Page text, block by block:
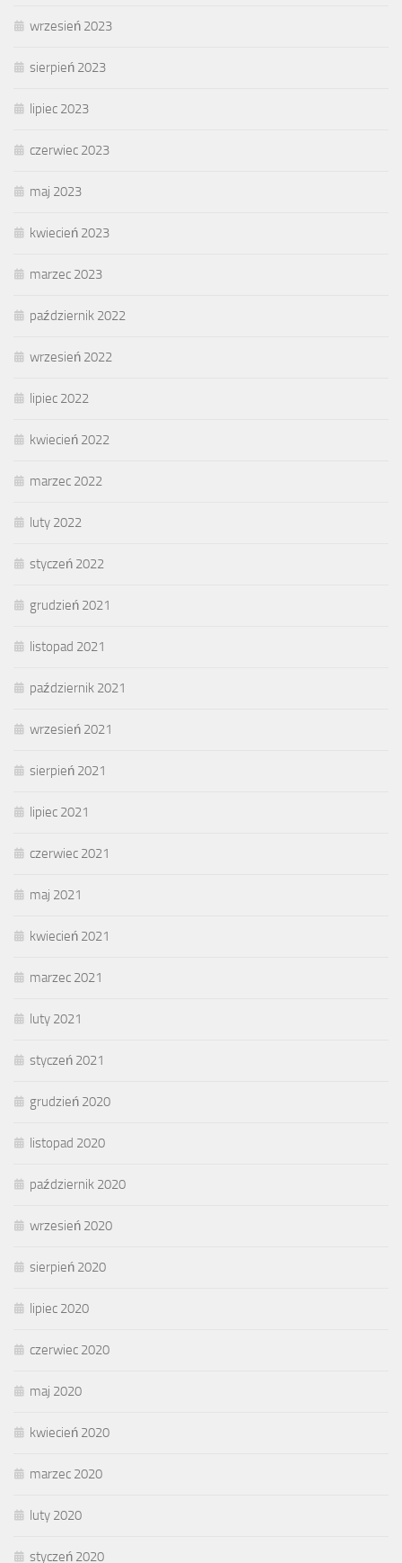
wrzesień 2023
sierpień 2023
lipiec 2023
czerwiec 2023
maj 2023
kwiecień 2023
marzec 2023
październik 2022
wrzesień 2022
lipiec 2022
kwiecień 2022
marzec 2022
luty 2022
styczeń 2022
grudzień 2021
listopad 2021
październik 2021
wrzesień 2021
sierpień 2021
lipiec 2021
czerwiec 2021
maj 2021
kwiecień 2021
marzec 2021
luty 2021
styczeń 2021
grudzień 2020
listopad 2020
październik 2020
wrzesień 2020
sierpień 2020
lipiec 2020
czerwiec 2020
maj 2020
kwiecień 2020
marzec 2020
luty 2020
styczeń 2020